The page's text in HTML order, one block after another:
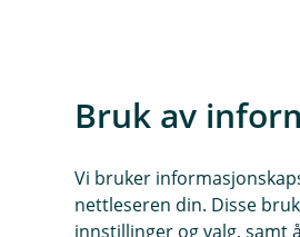
Det gjør trafikkbildet
kan se de myke trafikantene.
refleks kan du synes på
gir sjåføren omtrent ti
refleks ute i vintermørket
til to sekunder. Det gir ikke
glatt føre er det en oppskrift
Bruk av
Vi bruker
nettleseren din. Disse
innstillinger og valg, samt